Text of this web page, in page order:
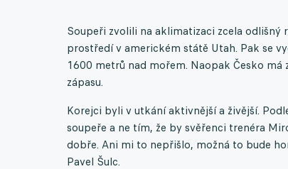
Soupeři zvolili na aklimatizaci zcela
prostředí v americkém státě Utah. Pak se
1600 metrů nad mořem. Naopak Česko
zápasu.
Korejci byli v utkání aktivnější a živější.
soupeře a ne tím, že by svěřenci trenéra
dobře. Ani mi to nepřišlo, možná to bude
Pavel Šulc.